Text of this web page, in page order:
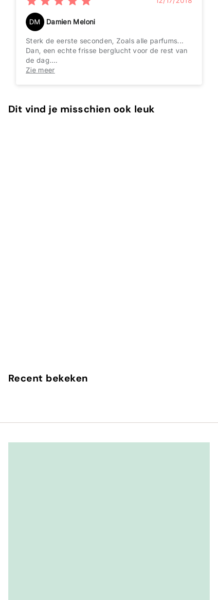
DM Damien Meloni
Sterk de eerste seconden, Zoals alle parfums...
Dan, een echte frisse berglucht voor de rest van
de dag.
Discreet, houtachtig en heel licht oosters toon.
Zie meer
Dit vind je misschien ook leuk
Recent bekeken